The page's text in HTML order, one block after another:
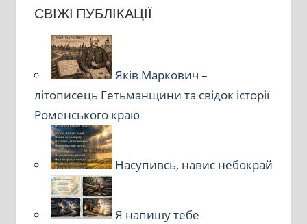
СВІЖІ ПУБЛІКАЦІЇ
Яків Маркович –
літописець Гетьманщини та свідок історії
Роменського краю
Насупивсь, навис небокрай
Я напишу тебе